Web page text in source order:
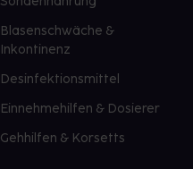
Blasenschwäche &
Inkontinenz
Desinfektionsmittel
Einnehmehilfen & Dosierer
Gehhilfen & Korsetts